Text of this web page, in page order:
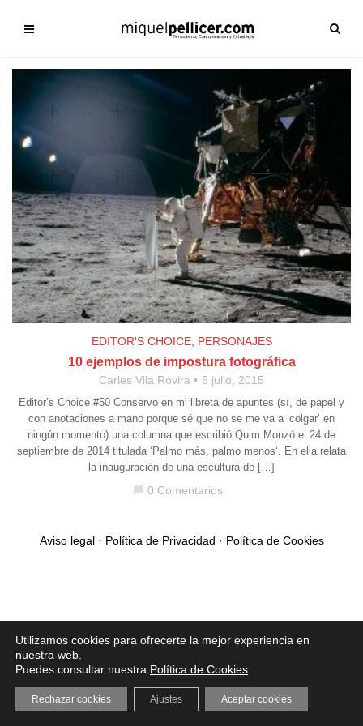
EDITOR'S CHOICE, PERSONAJES
10 ejemplos de impostura fotográfica
Carles Vila Rovira 6 julio, 2015
Editor’s Choice #50 Conservo en mi libreta de apuntes (sí, de papel y
con anotaciones a mano porque sé que no se me va a ‘colgar’ en
ningún momento) una columna que escribió Quim Monzó el 24 de
septiembre de 2014 titulada ‘Palmo más, palmo menos‘. En ella relata
la inauguración de una escultura de […]
0 Comentarios
Aviso legal· Política de Privacidad · Política de Cookies
Utilizamos cookies para ofrecerte la mejor experiencia en
nuestra web.
Puedes consultar nuestra Política de Cookies
Aceptar cookies
Rechazar cookies Ajustes